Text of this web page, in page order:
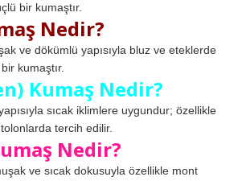
bir kumaştır.
Nedir?
ve dökümlü yapısıyla bluz ve eteklerde
kumaştır.
Kumaş Nedir?
sıcak iklimlere uygundur; özellikle
tercih edilir.
Nedir?
ve sıcak dokusuyla özellikle mont